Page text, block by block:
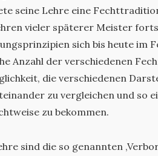
seine Lehre eine
vieler späterer Meister
sich bis heute im
Anzahl der verschiedenen
die verschiedenen
zu vergleichen und so
zu bekommen.
sind die so genannten